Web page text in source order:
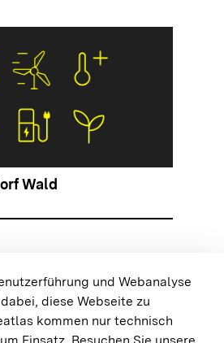
Wald
Folie springen
Folie springen
{{{body}}}
und Webanalyse
diese Webseite zu
kommen nur technisch